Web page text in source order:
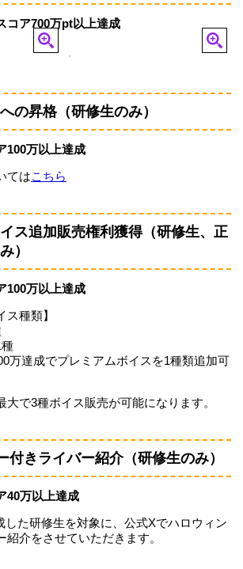
コア700万pt以上達成
の昇格（研修生のみ）
100万以上達成
てはこちら
ス追加販売権利獲得（研修生、正
）
100万以上達成
ス種類】
万達成でプレミアムボイスを1種類追加可
で3種ボイス販売が可能になります。
付きライバー紹介（研修生のみ）
40万以上達成
した研修生を対象に、公式Xでハロウィン
紹介をさせていただきます。